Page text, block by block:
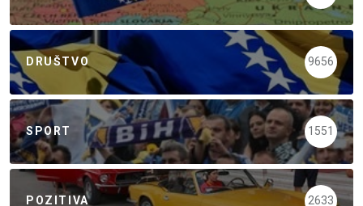
DRUŠTVO 9656
SPORT 1551
POZITIVA 2633